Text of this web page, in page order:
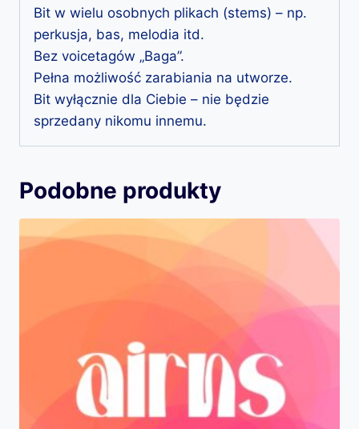
Bit w wielu osobnych plikach (stems) – np.
perkusja, bas, melodia itd.
Bez voicetagów „Baga”.
Pełna możliwość zarabiania na utworze.
Bit wyłącznie dla Ciebie – nie będzie
sprzedany nikomu innemu.
Podobne produkty